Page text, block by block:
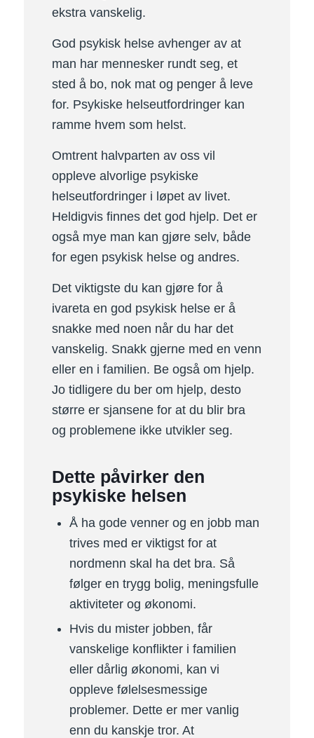
ekstra vanskelig.
God psykisk helse avhenger av at
man har mennesker rundt seg, et
sted å bo, nok mat og penger å leve
for. Psykiske helseutfordringer kan
ramme hvem som helst.
Omtrent halvparten av oss vil
oppleve alvorlige psykiske
helseutfordringer i løpet av livet.
Heldigvis finnes det god hjelp. Det er
også mye man kan gjøre selv, både
for egen psykisk helse og andres.
Det viktigste du kan gjøre for å
ivareta en god psykisk helse er å
snakke med noen når du har det
vanskelig. Snakk gjerne med en venn
eller en i familien. Be også om hjelp.
Jo tidligere du ber om hjelp, desto
større er sjansene for at du blir bra
og problemene ikke utvikler seg.
Dette påvirker den
psykiske helsen
Å ha gode venner og en jobb man
trives med er viktigst for at
nordmenn skal ha det bra. Så
følger en trygg bolig, meningsfulle
aktiviteter og økonomi.
Hvis du mister jobben, får
vanskelige konflikter i familien
eller dårlig økonomi, kan vi
oppleve følelsesmessige
problemer. Dette er mer vanlig
enn du kanskje tror. At